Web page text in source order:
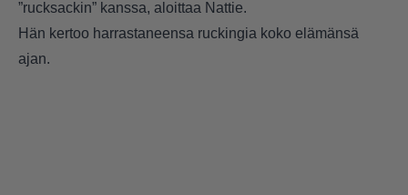
”rucksackin” kanssa, aloittaa Nattie.
Hän kertoo harrastaneensa ruckingia koko elämänsä
ajan.